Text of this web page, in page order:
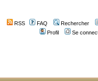
RSS FAQ
Rechercher
Profil
Se